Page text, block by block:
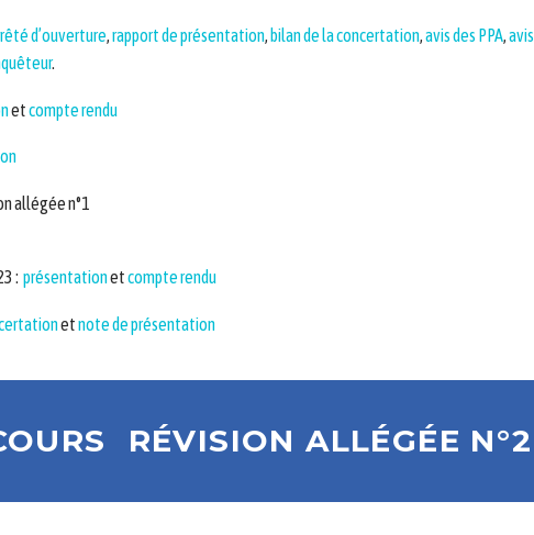
d’ouverture,rapport de présentation, bilan de la concertation,avis des PPA,avis
.
etcompte rendu
allégée n°1
: présentationetcompte rendu
etnote de présentation
RÉVISION ALLÉGÉE N°2